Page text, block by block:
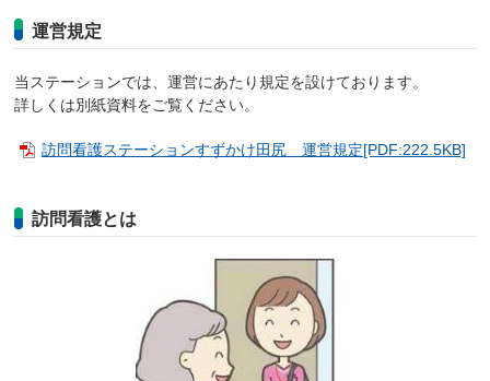
運営規定
当ステーションでは、運営にあたり規定を設けております。
詳しくは別紙資料をご覧ください。
訪問看護ステーションすずかけ田尻 運営規定[PDF:222.5KB]
訪問看護とは